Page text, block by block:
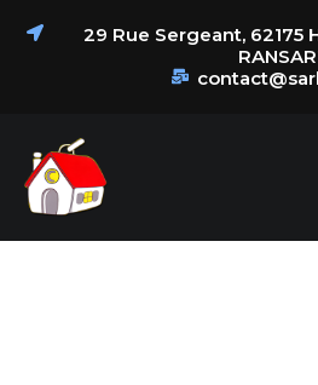
principal
29 Rue Sergeant, 62175